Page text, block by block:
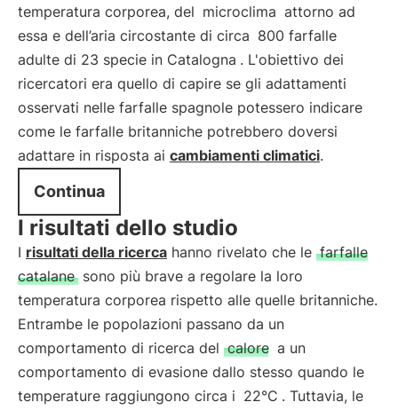
temperatura corporea, del microclima attorno ad
essa e dell’aria circostante di circa 800 farfalle
adulte di 23 specie in Catalogna . L'obiettivo dei
ricercatori era quello di capire se gli adattamenti
osservati nelle farfalle spagnole potessero indicare
come le farfalle britanniche potrebbero doversi
adattare in risposta ai cambiamenti climatici.
Continua
I risultati dello studio
I risultati della ricerca hanno rivelato che le farfalle
catalane sono più brave a regolare la loro
temperatura corporea rispetto alle quelle britanniche.
Entrambe le popolazioni passano da un
comportamento di ricerca del calore a un
comportamento di evasione dallo stesso quando le
temperature raggiungono circa i 22°C . Tuttavia, le